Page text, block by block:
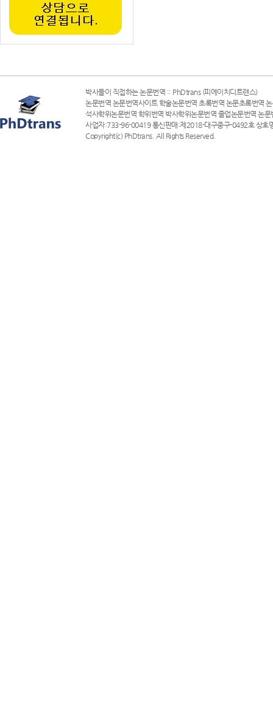
박사들이 직접하는 논문번역 :: PhDtrans (피에이치디트랜스)
논문번역 논문번역사이트 학술논문번역 초록번역 논문초록번역
석사학위논문번역 학위번역 박사학위논문번역 졸업논문번역 논
사업자:733-96-00419 통신판매:제2018-대구중구-0492호 상호
Copyright(c) PhDtrans. All Rights Reserved.